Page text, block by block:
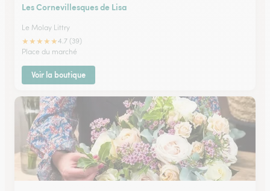
Les Cornevillesques de Lisa
Le Molay Littry
★★★★★4.7 (39)
Place du marché
Voir la boutique